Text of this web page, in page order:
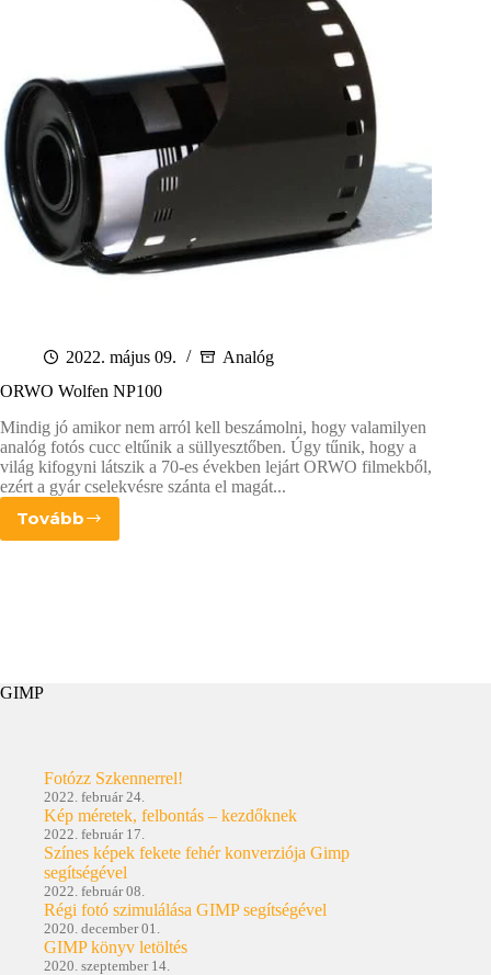
2022. május 09.
Analóg
ORWO Wolfen NP100
Mindig jó amikor nem arról kell beszámolni, hogy valamilyen
analóg fotós cucc eltűnik a süllyesztőben. Úgy tűnik, hogy a
világ kifogyni látszik a 70-es években lejárt ORWO filmekből,
ezért a gyár cselekvésre szánta el magát...
TovábbORWO
GIMP
Fotózz Szkennerrel!
2022. február 24.
Kép méretek, felbontás – kezdőknek
2022. február 17.
Színes képek fekete fehér konverziója Gimp
segítségével
2022. február 08.
Régi fotó szimulálása GIMP segítségével
2020. december 01.
GIMP könyv letöltés
2020. szeptember 14.